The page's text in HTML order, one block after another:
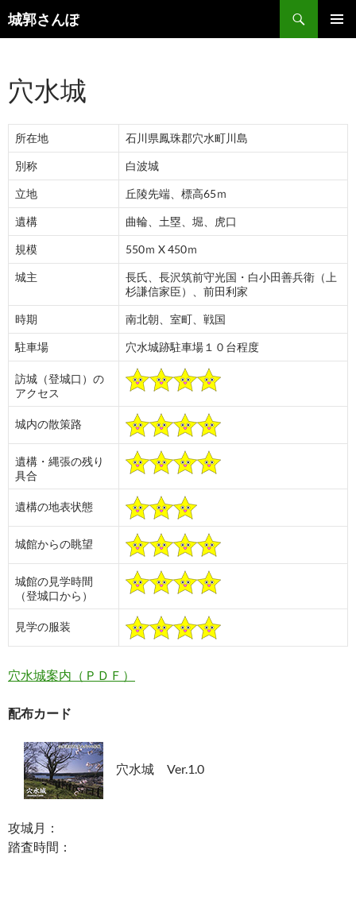
コ
ン
ツ
へ
ス
プ
城郭さんぽ
検
索
穴水城
所在地 石川県鳳珠郡穴水町川島
別称 白波城
立地 丘陵先端、標高65ｍ
遺構 曲輪、土塁、堀、虎口
規模 550ｍ X 450ｍ
城主
長氏、長沢筑前守光国・白小田善兵衛（上
杉謙信家臣）、前田利家
時期 南北朝、室町、戦国
駐車場 穴水城跡駐車場１０台程度
訪城（登城口）の
アクセス
城内の散策路
遺構・縄張の残り
具合
遺構の地表状態
城館からの眺望
城館の見学時間
（登城口から）
見学の服装
穴水城案内（ＰＤＦ）
配布カード
穴水城 Ver.1.0
攻城月：
踏査時間：